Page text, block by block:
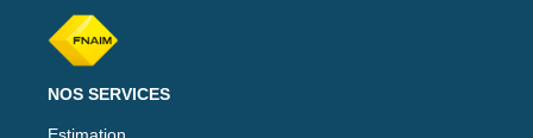
NOS SERVICES